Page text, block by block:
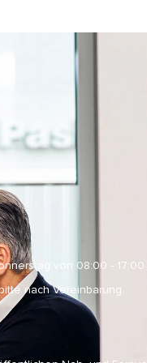
von 08:00 - 17:00
nach Vereinbarung.